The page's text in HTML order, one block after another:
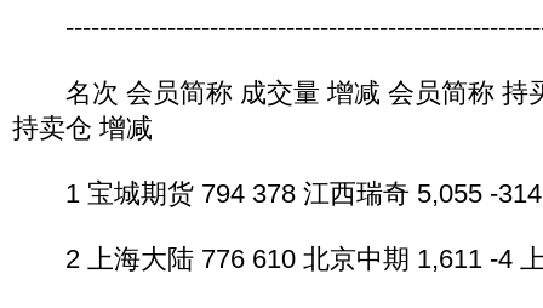
名次 会员简称 成交量 增减 会员简称 持
持卖仓 增减
1 宝城期货 794 378 江西瑞奇 5,055 -314
2 上海大陆 776 610 北京中期 1,611 -4